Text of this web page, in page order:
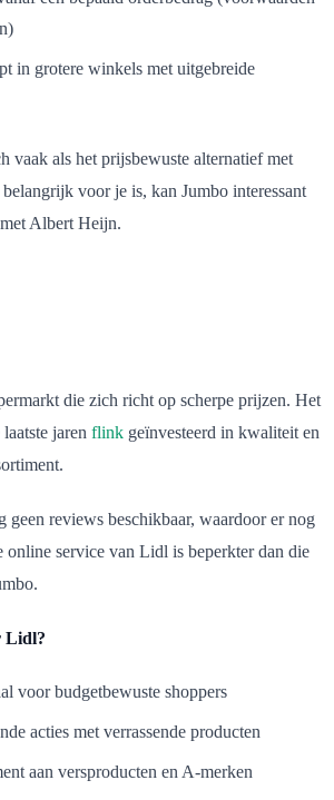
in grotere winkels met uitgebreide
vaak als het prijsbewuste alternatief met
voor je is, kan Jumbo interessant
Albert Heijn.
die zich richt op scherpe prijzen. Het
jaren flink geïnvesteerd in kwaliteit en
reviews beschikbaar, waardoor er nog
online service van Lidl is beperkter dan die
Lidl?
voor budgetbewuste shoppers
acties met verrassende producten
aan versproducten en A-merken